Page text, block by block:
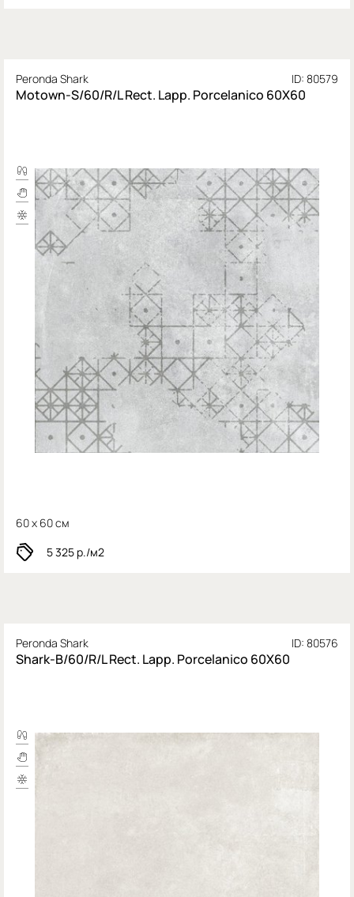
Peronda Shark ID: 80579
Motown-S/60/R/L Rect. Lapp. Porcelanico 60X60
60 x 60 см
5 325 р./м2
Peronda Shark ID: 80576
Shark-B/60/R/L Rect. Lapp. Porcelanico 60X60